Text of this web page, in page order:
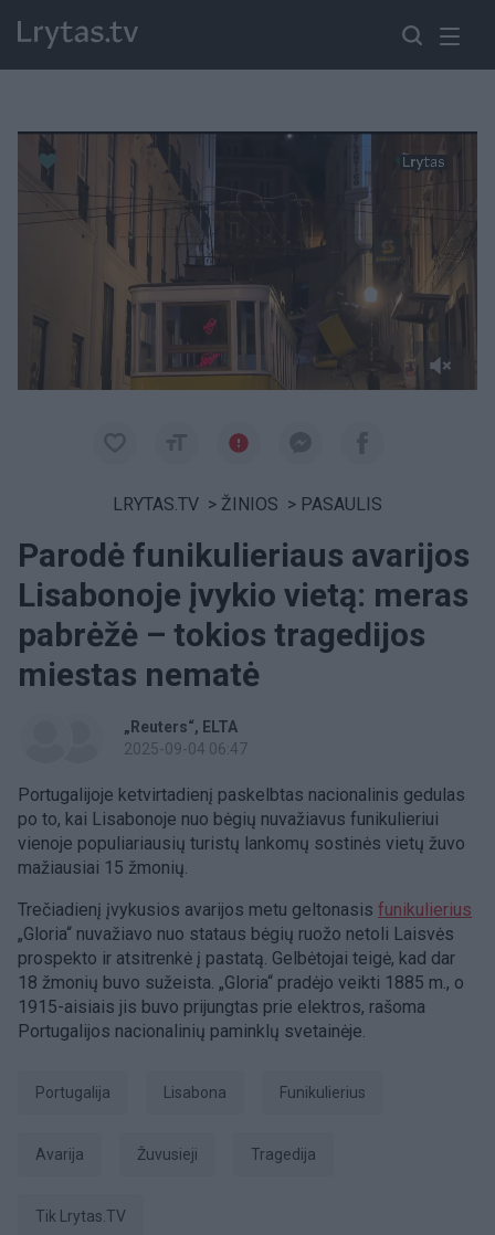
Paremkite Ukrainą
LRYTAS.TV > ŽINIOS > PASAULIS
Parodė funikulieriaus avarijos
Lisabonoje įvykio vietą: meras
pabrėžė – tokios tragedijos
miestas nematė
„Reuters“
ELTA
2025-09-04 06:47
Portugalijoje ketvirtadienį paskelbtas nacionalinis gedulas
po to, kai Lisabonoje nuo bėgių nuvažiavus funikulieriui
vienoje populiariausių turistų lankomų sostinės vietų žuvo
mažiausiai 15 žmonių.
Trečiadienį įvykusios avarijos metu geltonasis funikulierius
„Gloria“ nuvažiavo nuo stataus bėgių ruožo netoli Laisvės
prospekto ir atsitrenkė į pastatą. Gelbėtojai teigė, kad dar
18 žmonių buvo sužeista. „Gloria“ pradėjo veikti 1885 m., o
1915-aisiais jis buvo prijungtas prie elektros, rašoma
Portugalijos nacionalinių paminklų svetainėje.
Portugalija Lisabona funikulierius
avarija žuvusieji tragedija
tik Lrytas.TV